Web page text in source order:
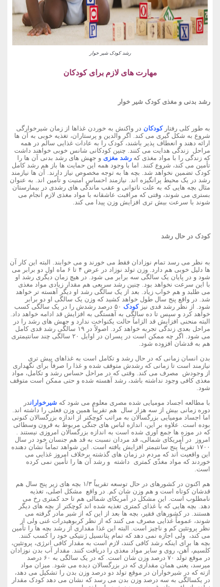
رشد کودک شیر خوار
مهارت های لازم برای کودکان
رشد بدنی و مغذی کودک شیر خوار
به طور کلی رفتارکودکان در واکنش به خوردن غذاها از زمان شیرخوارگی
شروع به شکل گیری می کند. اگر والدین و پرستاران، تغذیه خوبی به آن ها
ارائه دهند و انعطاف پذیر باشند، کودک را به عادات غذایی سالم در همه
مراحل زندگی هدایت می کنند. چنین کودکانی شانس خوبی خواهند داشت
که زندگی را با مواد مغذی که رشد مغزی و جهش های رشد بدنی آن ها را
تأمین می کند، شروع کنند. اما با وجود همه این حمایت ها باز هم رشد کامل
کودک تضمین نخواهد شد. بچه ها به توجه مخصوص نیاز دارند. آن ها نیازمند
رشد در یک محیط پرانگیزه اند. نیازمند احساس امنیت و تأمین اند. به عنوان
مثال بچه هایی که به علت ناتوانی و عقب ماندگی های رشدی در بیمارستان
بستری می شوند، وقتی که مراقبت عاشقانه با مواد مغذی لازم انجام می
شوند با سرعت بیش تری افزایش وزن پیدا می کند.
کودک در حال رشد
به نظر می رسد تمام نوزادان فقط می خورند و می خوابند. البته این کار آن
ها دلیل خوبی هم دارد. وزن تولد نوزاد در عرض ۴ تا ۶ ماه اول دو برابر می
شود و در پایان یک سالگی سه برابر می شود. در هیچ زمان دیگری رشد او
با این سرعت نخواهد بود. چنین رشد سریعی هم مقدار زیادی مواد مغذی
می طلبد و هم خواب زیاد. بعد از یک سالگی رشد او دیگر آهسته تر خواهد
شد. در واقع پنج سال طول خواهد کشید که وزن یک سالگی او دو برابر
شود. از نظر رشد قدی نیزکودک
۵۰ درصد رشدش را در یک سالگی کسب
خواهد کرد و سپس تا ده سالگی به آهستگی به افزایش قد ادامه خواهد داد.
البته منحنی افزایش قد الزاماً حالت یکنواخت ندارد و جهش های رشد را در
مراحل بعدی زندگی تجربه خواهد کرد. اصولاً در ۱۹ سالگی رشد قدی کامل
می شود. اگر چه ممکن است در پسران در اوایل ۲۰ سالگی چند سانتیمتری
هم به قدشان افزوده شود.
بدن انسان زمانی که در حال رشد و تکامل است به غذاهای بیش تری
نیازمند است تا زمانی که رشدش متوقف شده و غذا را صرفاً برای نگهداری
از وجودش مصرف می کند. وقتی که در مراحل حساس رشد و تکامل، مواد
مغذی کافی وجود نداشته باشد، رشد آهسته شده و حتی ممکن است متوقف
شود.
با مطالعه اجساد مومیایی شده مصری معلوم می شود که شیرخواراندر
دوره زمانی بیش از سه هزار سال هم تقریباً همین وزن فعلی را داشته اند.
اما اجساد مومیایی بزرگسالان به مراتب کوچکتر از اندازه بزرگسالان کنونی
بوده است. علاوه بر این، اندازه لباس های جنگی مربوط به قرون وسطائی
که در موزه ها جمع آوری شده است به اندازه بزرگسالان امروزی نیستند .
امروز در آمریکای شمالی، قد مردان نسبت به قد هم جنسان خود در سال
۱۷۰۰ تقریباً پنج سانتیمتر افزایش یافته است. این شواهد تماماً‌ نشان دهنده
این واقعیت اند که مردم در زمان های گذشته برخلاف امروز غذایی می
خوردند که مواد مغذّی کمتری داشته و رشد آن ها را تأمین نمی کرده
است.
هم اکنون در کشورهای در حال توسعه تقریباً ۱/۳ بچه های زیر پنج سال هم
قدشان کوتاه است و هم وزن شان کم. در واقع مشکل اصلی، تغذیه
نامطلوب است. این مشکل در آمریکای شمالی هم تا حد کمتری رخ می
دهد. بچه هایی که با غذای کمتری تغذیه شده اند کوچکتر از بچه های دیگر
هستند. در کشورهای فقیر، بچه ها بعد از این که از شیر مادر گرفته می
شوند، عموماً غذایی مصرف می کنند که از نظر کربوهیدرات غنی ولی از
نظر پروتئین کم و ناچیز است. البته این غذا مقداری از رشد بچه ها را تأمین
می کند، ولی اجازه نمی دهد که تمام پتانسیل ژنتیکی خود را کسب کنند.
بچه ها برای اینکه رشد کافی کنند، لازم است به مقدار کافی انرژی، پروتئین،
کلسیم، آهن، روی و سایر مواد مغذی را دریافت کنند. مقدار آب بدن نوزادان
در موقع تولد ۷۰ درصد وزن شان است. که در یک سالگی به ۶۰ درصد
میرسد، یعنی همان مقداری که در بزرگسالان دیده می شود. میزان مواد
ازته که در شیرخواران در موقع تولد دو درصد وزن بدن را تشکیل می دهد،
در یکسالگی به سه درصد وزن بدن می رسد که نشان می دهد کودک مقدار